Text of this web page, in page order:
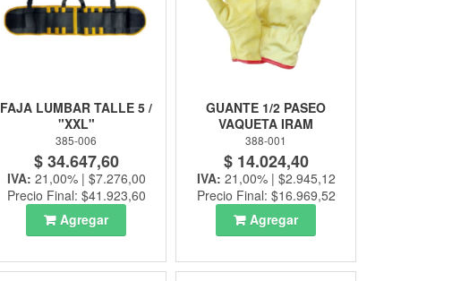
FAJA LUMBAR TALLE 5 /
"XXL"
385-006
$ 34.647,60
IVA: 21,00% | $7.276,00
Precio Final: $41.923,60
Agregar
GUANTE 1/2 PASEO
VAQUETA IRAM
388-001
$ 14.024,40
IVA: 21,00% | $2.945,12
Precio Final: $16.969,52
Agregar